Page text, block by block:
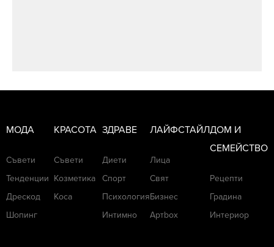
МОДА
Съвети
Тенденции
Дрескод
Шопинг
КРАСОТА
Съвети
Козметика
Коса
ЗДРАВЕ
Диети
Спорт
Психология
Интимно
ЛАЙФСТАЙЛ
Лица
Свят
Бизнес
Артbox
ДОМ И
СЕМЕЙСТВО
Рецепти
Градина
Интериор